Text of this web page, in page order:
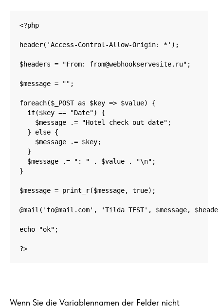
<?php
header('Access-Control-Allow-Origin: *');
$headers = "From: from@webhookservesite.ru";​
$message = "";
foreach($_POST as $key => $value) {
  if($key == "Date") {
    $message .= "Hotel check out date";
  } else {
    $message .= $key;
  }
  $message .= ": " . $value . "\n";
}
$message = ​print_r($message, true);
@mail('to@mail.com', 'Tilda TEST', $message,
echo "ok";
?>
Wenn Sie die Variablennamen der Felder nicht